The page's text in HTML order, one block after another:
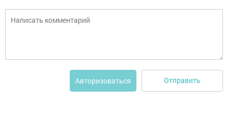
Авторизоваться Отправить